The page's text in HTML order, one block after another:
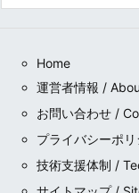
Home
運営者情報 /
お問い合わせ /
プライバシーポ
技術支援体制 /